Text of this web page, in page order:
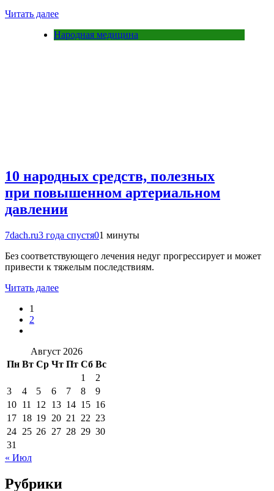
Читать далее
Народная медицина
10 народных средств, полезных
при повышенном артериальном
давлении
7dach.ru3 года спустя01 минуты
Без соответствующего лечения недуг прогрессирует и может
привести к тяжелым последствиям.
Читать далее
1
2
Август 2026
Пн Вт Ср Чт Пт Сб Вс
1
2
3
4 5 6 7 8
9
10 11 12 13 14 15 16
17 18 19 20 21 22 23
24 25 26 27 28 29 30
31
« Июл
Рубрики